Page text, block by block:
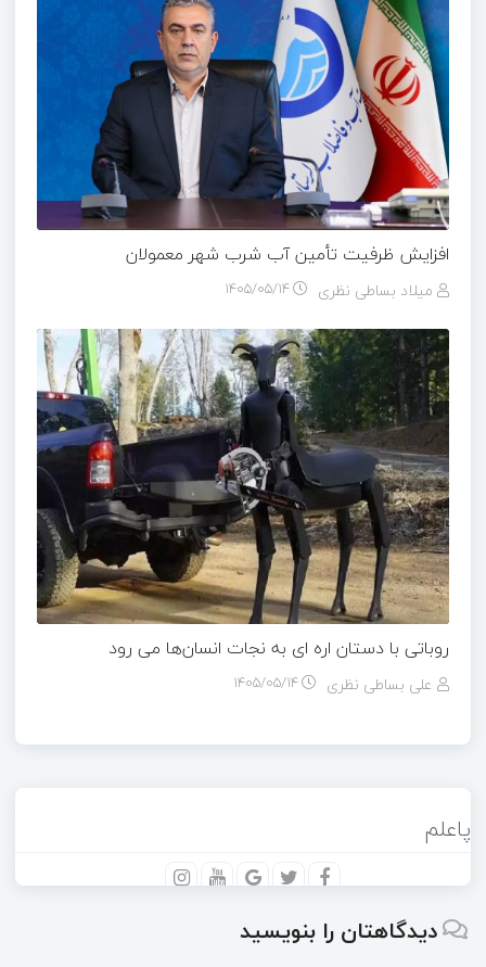
افزایش ظرفیت تأمین آب شرب شهر معمولان
میلاد بساطی نظری ۱۴۰۵/۰۵/۱۴
روباتی با دستان اره ای به نجات انسان‌ها می رود
علی بساطی نظری ۱۴۰۵/۰۵/۱۴
پاعلم
دیدگاهتان را بنویسید